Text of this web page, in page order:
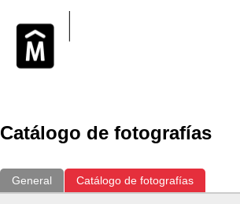
Catálogo de fotografías
General Catálogo de fotografías